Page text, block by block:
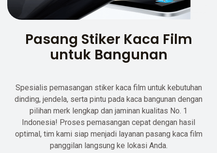
Pasang Stiker Kaca Film
untuk Bangunan
Spesialis pemasangan stiker kaca film untuk kebutuhan
dinding, jendela, serta pintu pada kaca bangunan dengan
pilihan merk lengkap dan jaminan kualitas No. 1
Indonesia! Proses pemasangan cepat dengan hasil
optimal, tim kami siap menjadi layanan pasang kaca film
panggilan langsung ke lokasi Anda.